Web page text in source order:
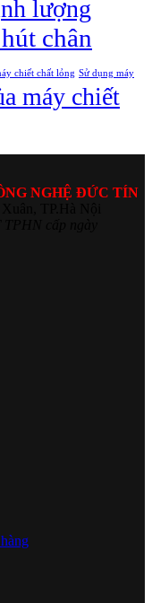
lượng
chân
chiết chất lỏng Sử dụng máy
máy chiết
NGHỆ ĐỨC TÍN